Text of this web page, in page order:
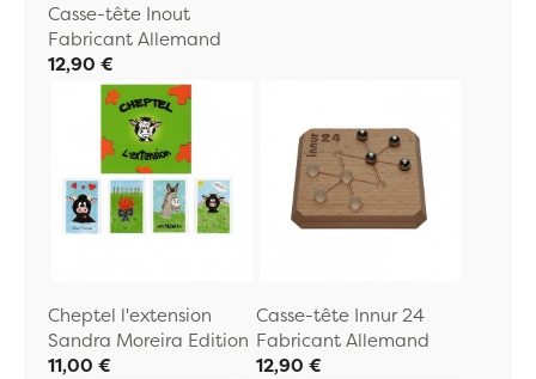
Casse-tête Inout
Fabricant Allemand
12,90 €
Cheptel l'extension
Sandra Moreira Edition
11,00 €
Casse-tête Innur 24
Fabricant Allemand
12,90 €